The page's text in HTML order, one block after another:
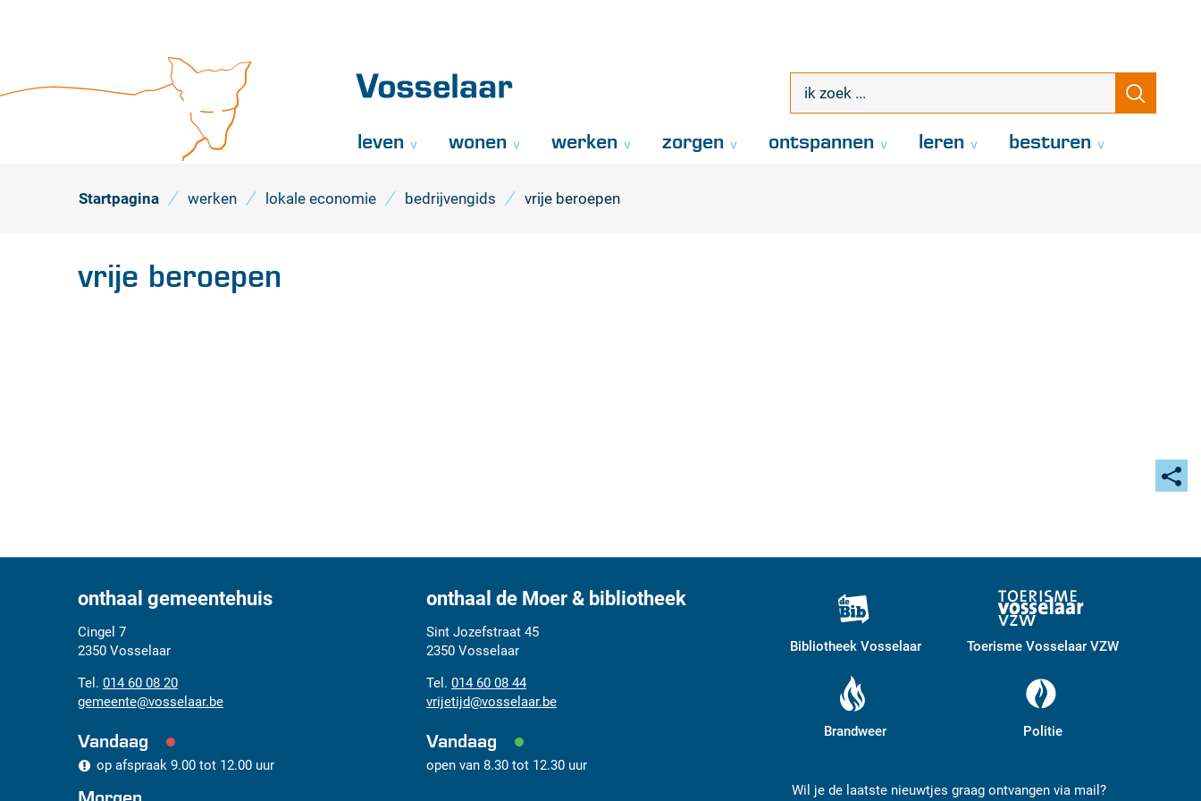
Vosselaar
zoek
leven wonen werken zorgen ontspannen leren besturen
Startpagina werken lokale economie bedrijvengids vrije beroepen
vrije beroepen
onthaal gemeentehuis
Adres
Cingel 7
2350 Vosselaar
Tel.
014 60 08 20
E-
mail
gemeente@vosselaar.be
Vandaag
op afspraak 9.00 tot 12.00 uur
onthaal de Moer & bibliotheek
Adres
Sint Jozefstraat 45
2350 Vosselaar
Tel.
014 60 08 44
E-
mail
vrijetijd@vosselaar.be
Vandaag
open van 8.30 tot 12.30 uur
Bibliotheek Vosselaar Toerisme Vosselaar VZW
Brandweer Politie
Wil je de laatste nieuwtjes graag ontvangen via mail?